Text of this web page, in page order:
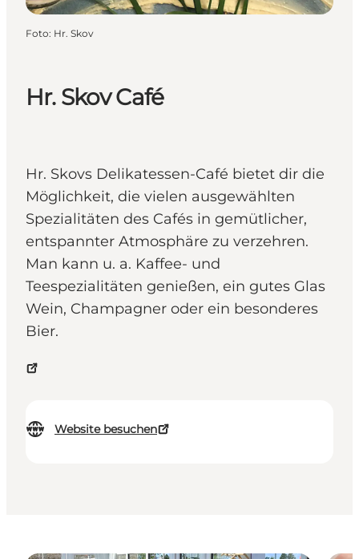
Hr. Skov Café
Hr. Skovs Delikatessen-Café bietet dir die
Möglichkeit, die vielen ausgewählten
Spezialitäten des Cafés in gemütlicher,
entspannter Atmosphäre zu verzehren.
Man kann u. a. Kaffee- und
Teespezialitäten genießen, ein gutes Glas
Wein, Champagner oder ein besonderes
Bier.
Website besuchen
Foto: Hr. Skov